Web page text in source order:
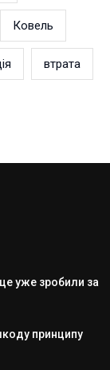
Ковель
втрата
уже зробили за
принципу